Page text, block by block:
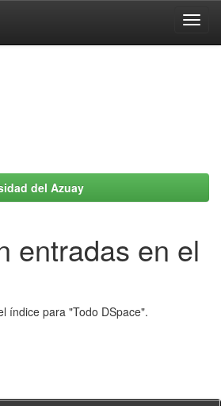
del Azuay
entradas en el
índice para "Todo DSpace".